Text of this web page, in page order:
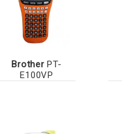
BrotherPT-
E100VP